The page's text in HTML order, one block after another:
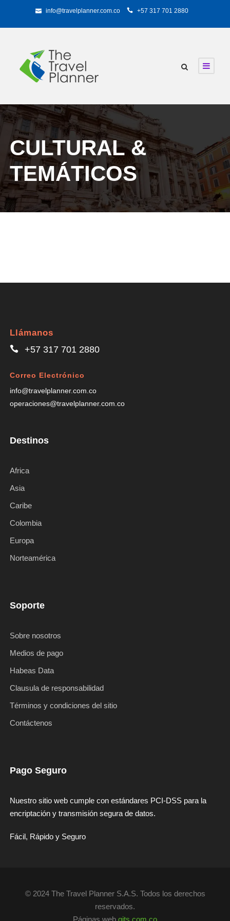
info@travelplanner.com.co +57 317 701 2880
CULTURAL &
TEMÁTICOS
Llámanos
+57 317 701 2880
Correo Electrónico
info@travelplanner.com.co
operaciones@travelplanner.com.co
Destinos
Africa
Asia
Caribe
Colombia
Europa
Norteamérica
Soporte
Sobre nosotros
Medios de pago
Habeas Data
Clausula de responsabilidad
Términos y condiciones del sitio
Contáctenos
Pago Seguro
Nuestro sitio web cumple con estándares PCI-DSS para la
encriptación y transmisión segura de datos.
Fácil, Rápido y Seguro
© 2024 The Travel Planner S.A.S. Todos los derechos
reservados.
Páginas web qits.com.co